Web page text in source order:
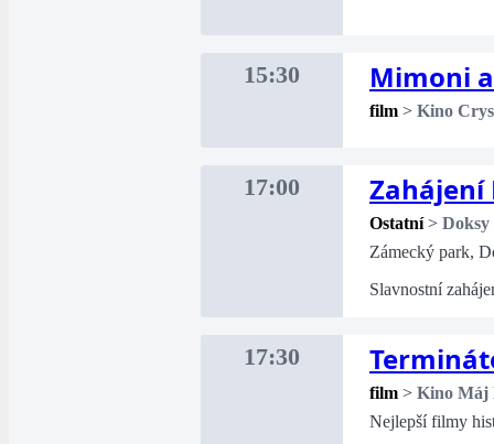
15:30 Mimoni
film > Kino
17:00 Zahájení
Ostatní > Doksy
Zámecký park,
Slavnostní
17:30
film > Kino Máj
Nejlepší filmy